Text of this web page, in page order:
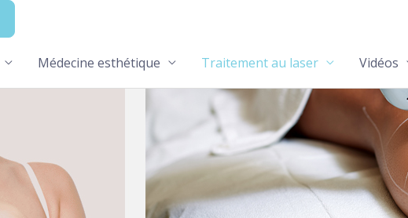
Médecine esthétique Traitement au laser Vidéos